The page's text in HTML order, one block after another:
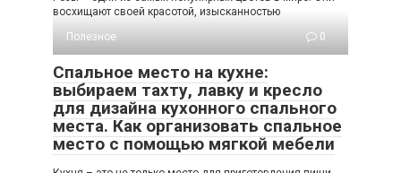
восхищают своей красотой, изысканностью
Полезное
0
Спальное место на кухне:
выбираем тахту, лавку и кресло
для дизайна кухонного спального
места. Как организовать спальное
место с помощью мягкой мебели